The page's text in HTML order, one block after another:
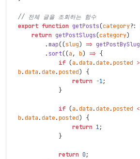
// 전체 글을 조회하는 함수
export function getPosts(category?:
return getPostSlugs(category)
. map((slug) => getPostBySlug
. sort((a , b) => {
if (a . data . date . posted >
b . data . date . posted)
{
return -1 ;
}
if (a . data . date . posted <
b . data . date . posted)
{
return 1 ;
}
return 0 ;